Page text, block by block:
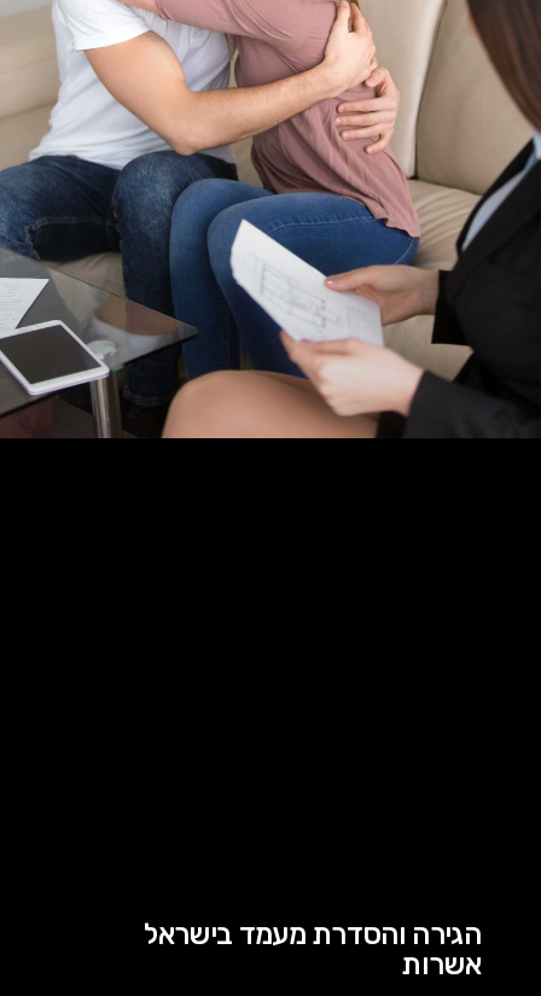
הגירה והסדרת מעמד בישראל
אשרות